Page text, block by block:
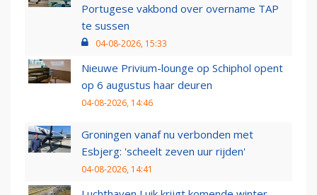
Portugese vakbond over overname TAP
te sussen
04-08-2026, 15:33
Nieuwe Privium-lounge op Schiphol opent
op 6 augustus haar deuren
04-08-2026, 14:46
Groningen vanaf nu verbonden met
Esbjerg: 'scheelt zeven uur rijden'
04-08-2026, 14:41